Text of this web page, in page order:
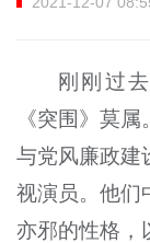
刚刚过
《突围》莫
与党风廉政建
视演员。他们
亦邪的性格，